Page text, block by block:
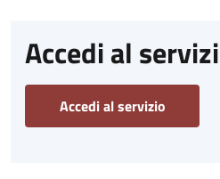
Accedi al
Accedi al servizio